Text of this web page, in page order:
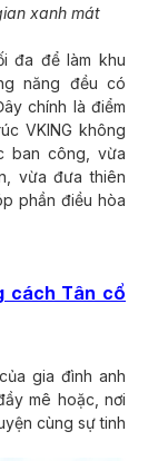
xanh mát
đa để làm khu
năng đều có
chính là điểm
VKING không
ban công, vừa
vừa đưa thiên
phần điều hòa
cách Tân cổ
gia đình anh
mê hoặc, nơi
cùng sự tinh